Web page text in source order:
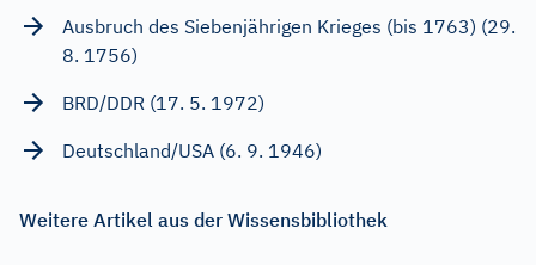
Ausbruch des Siebenjährigen Krieges (bis 1763) (29.
8. 1756)
BRD/DDR (17. 5. 1972)
Deutschland/USA (6. 9. 1946)
Weitere Artikel aus der Wissensbibliothek